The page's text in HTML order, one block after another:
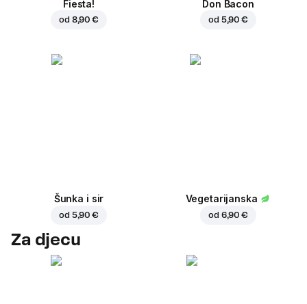
Fiesta!
od 8,90 €
Don Bacon
od 5,90 €
Šunka i sir
od 5,90 €
Vegetarijanska
od 6,90 €
Za djecu